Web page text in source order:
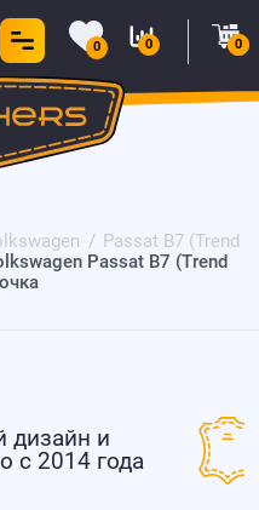
0 0 0
Passat B7 (Trend
Passat B7 (Trend
дизайн и
с 2014 года